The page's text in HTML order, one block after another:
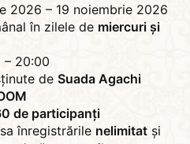
2026 – 19 noiembrie 2026
în zilele de miercuri și
– 20:00
de Suada Agachi
de participanți
înregistrările nelimitat și